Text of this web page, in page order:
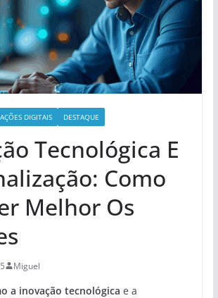
DIGITAIS DESTAQUE
Tecnológica E
Como
Melhor Os
Miguel
a inovação tecnológica e a